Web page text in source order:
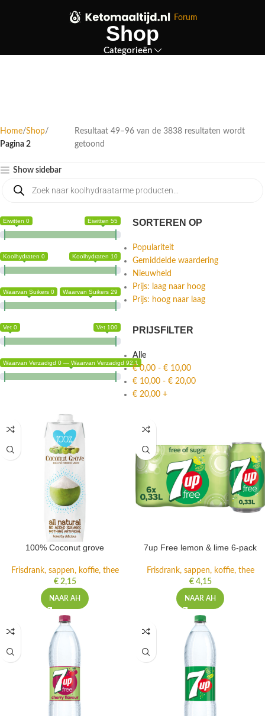
Forum
Shop
Categorieën
Home Shop
Pagina 2
Resultaat 49–96 van de 3838 resultaten wordt
getoond
Show sidebar
Eiwitten 0 Eiwitten 55
Koolhydraten 0 Koolhydraten 10
Waarvan Suikers 0 Waarvan Suikers 29
Vet 0 Vet 100
Waarvan Verzadigd 0 — Waarvan Verzadigd 92.1
SORTEREN OP
Populariteit
Gemiddelde waardering
Nieuwheid
Prijs: laag naar hoog
Prijs: hoog naar laag
PRIJSFILTER
Alle
€0,00 - € 10,00
€ 10,00 - € 20,00
€ 20,00 +
100% Coconut grove
Frisdrank, sappen, koffie, thee
€2,15
NAAR AH
7up Free lemon & lime 6-pack
Frisdrank, sappen, koffie, thee
€4,15
NAAR AH